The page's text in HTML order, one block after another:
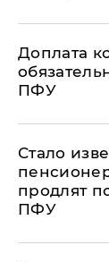
Доплата
ПФУ
Стало
продлят
ПФУ